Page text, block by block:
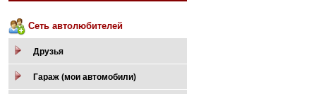
Сеть автолюбителей
Друзья
Гараж (мои автомобили)